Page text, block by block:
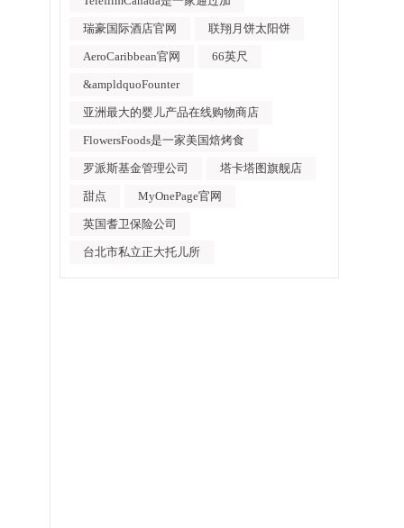
瑞豪国际酒店官网 联翔月饼太阳饼
AeroCaribbean官网 66英尺
&ampldquoFounter
亚洲最大的婴儿产品在线购物商店
FlowersFoods是一家美国焙烤食
罗派斯基金管理公司 塔卡塔图旗舰店
甜点 MyOnePage官网
英国耆卫保险公司
台北市私立正大托儿所